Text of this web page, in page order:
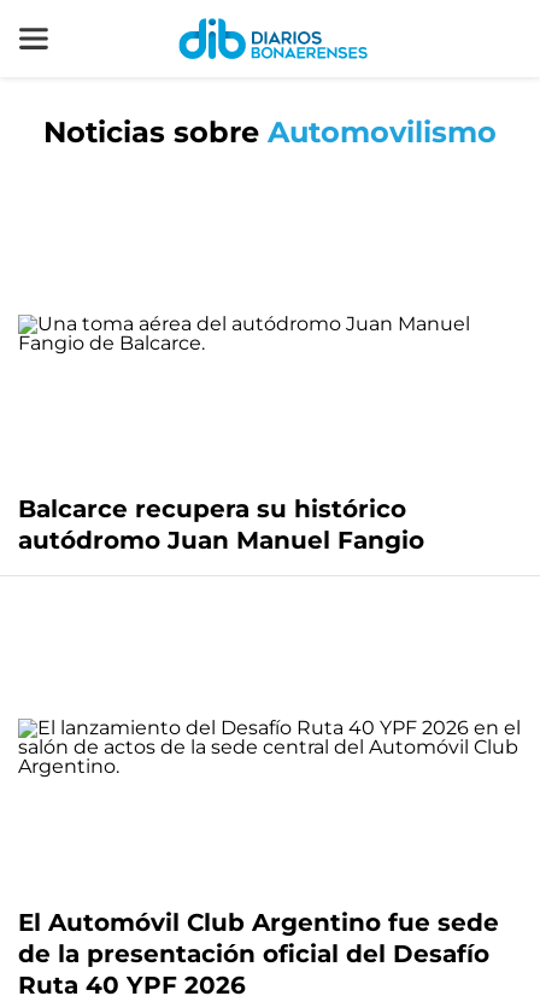
Noticias sobre Automovilismo
Balcarce recupera su histórico
autódromo Juan Manuel Fangio
El Automóvil Club Argentino fue sede
de la presentación oficial del Desafío
Ruta 40 YPF 2026